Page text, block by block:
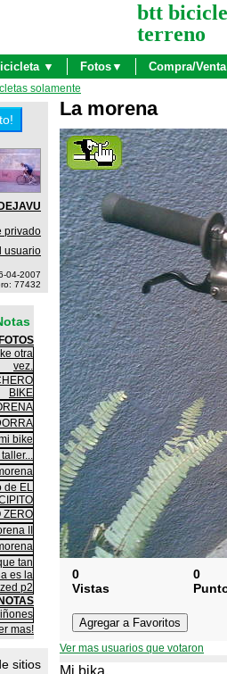
btt
terreno
▼ Fotos▼ Compra/
solamente
La morena
0
Vistas
0
Ver mas usuarios que votaron
Mi bika.
DEJAVU
privado
usuario
04-2007
77432
mas!
sitios